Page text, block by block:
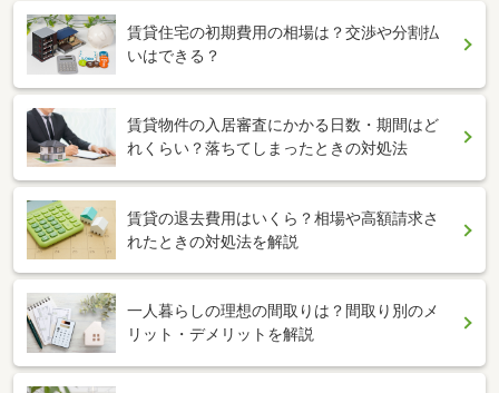
賃貸住宅の初期費用の相場は？交渉や分割払
いはできる？
賃貸物件の入居審査にかかる日数・期間はど
れくらい？落ちてしまったときの対処法
賃貸の退去費用はいくら？相場や高額請求さ
れたときの対処法を解説
一人暮らしの理想の間取りは？間取り別のメ
リット・デメリットを解説